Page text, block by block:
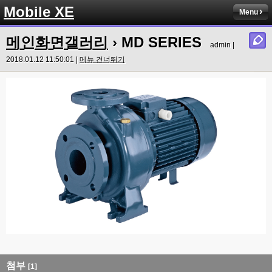
Mobile XE Menu
메인화면갤러리 › MD SERIES
admin |
2018.01.12 11:50:01 | 메뉴 건너뛰기
첨부 [1]